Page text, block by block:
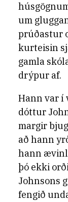
um
prúðastur
kurteisin
gamla
drýpur af.
Hann var í
dóttur
margir
að hann
hann
þó ekki
Johnsons
fengið